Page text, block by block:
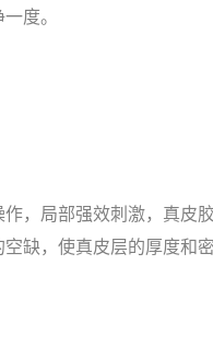
度。
，局部强效刺激，真皮
缺，使真皮层的厚度和